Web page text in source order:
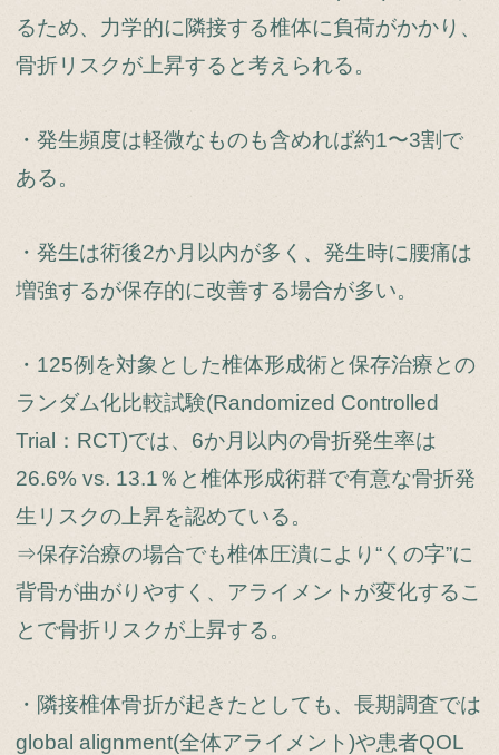
るため、力学的に隣接する椎体に負荷がかかり、
骨折リスクが上昇すると考えられる。
・発生頻度は軽微なものも含めれば約1〜3割で
ある。
・発生は術後2か月以内が多く、発生時に腰痛は
増強するが保存的に改善する場合が多い。
・125例を対象とした椎体形成術と保存治療との
ランダム化比較試験(Randomized Controlled
Trial：RCT)では、6か月以内の骨折発生率は
26.6% vs. 13.1％と椎体形成術群で有意な骨折発
生リスクの上昇を認めている。
⇒保存治療の場合でも椎体圧潰により“くの字”に
背骨が曲がりやすく、アライメントが変化するこ
とで骨折リスクが上昇する。
・隣接椎体骨折が起きたとしても、長期調査では
global alignment(全体アライメント)や患者QOL